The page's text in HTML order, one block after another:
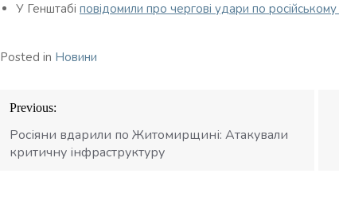
У Генштабі повідомили про чергові удари по
Posted in Новини
Навігація
записів
Previous:
Росіяни вдарили по Житомирщині: Атакували
критичну інфраструктуру